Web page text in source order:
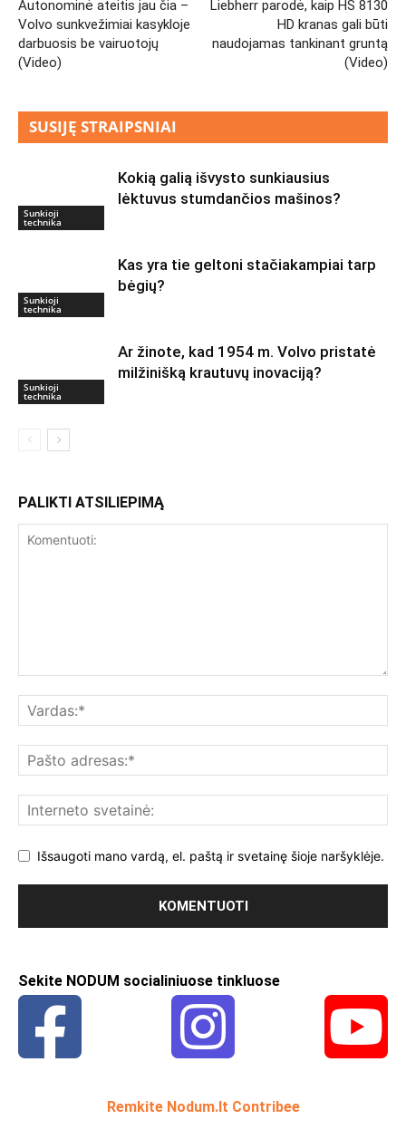
Autonominė ateitis jau čia –
Volvo sunkvežimiai kasykloje
darbuosis be vairuotojų
(Video)
Liebherr parodė, kaip HS 8130
HD kranas gali būti
naudojamas tankinant gruntą
(Video)
SUSIJĘ STRAIPSNIAI
Sunkioji
technika
Kokią galią išvysto sunkiausius
lėktuvus stumdančios mašinos?
Sunkioji
technika
Kas yra tie geltoni stačiakampiai tarp
bėgių?
Sunkioji
technika
Ar žinote, kad 1954 m. Volvo pristatė
milžinišką krautuvų inovaciją?
PALIKTI ATSILIEPIMĄ
Išsaugoti mano vardą, el. paštą ir svetainę šioje naršyklėje.
Sekite NODUM socialiniuose tinkluose
Remkite Nodum.lt Contribee